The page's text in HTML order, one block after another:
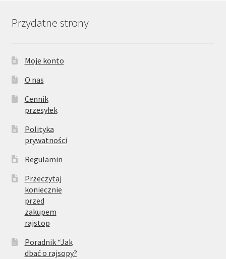
Przydatne strony
Moje konto
O nas
Cennik
przesyłek
Polityka
prywatności
Regulamin
Przeczytaj
koniecznie
przed
zakupem
rajstop
Poradnik “Jak
dbać o rajsopy?